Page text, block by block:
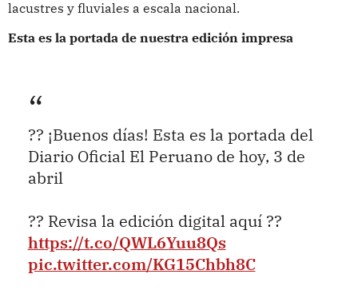
lacustres y fluviales a escala nacional.
Esta es la portada de nuestra edición impresa
?? ¡Buenos días! Esta es la portada del
Diario Oficial El Peruano de hoy, 3 de
abril
?? Revisa la edición digital aquí ??
https://t.co/QWL6Yuu8Qs
pic.twitter.com/KG15Chbh8C